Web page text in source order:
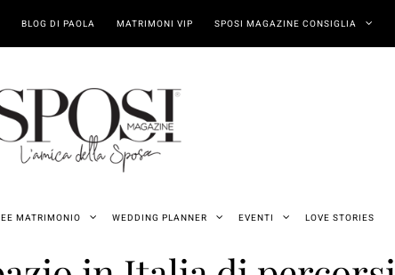
BLOG DI PAOLA MATRIMONI VIP SPOSI MAGAZINE CONSIGLIA
MATRIMONIO WEDDING PLANNER EVENTI LOVE STORIES